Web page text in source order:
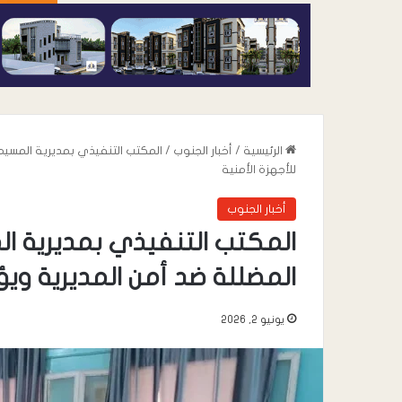
الرئيسية / أخبار الجنوب / المكتب التنفيذي بمديرية
للأجهزة الأمنية
أخبار الجنوب
المكتب التنفيذي بمديرية
المضللة ضد أمن المديرية
يونيو 2, 2026
أغسطس 7, 2026
عندما تعيد